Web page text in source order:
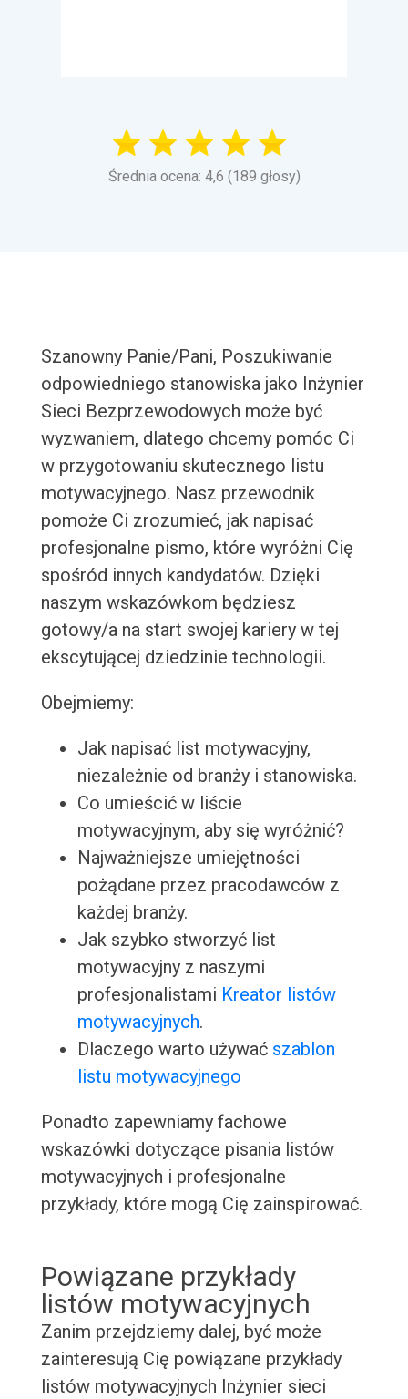
Średnia ocena: 4,6 (189 głosy)
Szanowny Panie/Pani, Poszukiwanie
odpowiedniego stanowiska jako Inżynier
Sieci Bezprzewodowych może być
wyzwaniem, dlatego chcemy pomóc Ci
w przygotowaniu skutecznego listu
motywacyjnego. Nasz przewodnik
pomoże Ci zrozumieć, jak napisać
profesjonalne pismo, które wyróżni Cię
spośród innych kandydatów. Dzięki
naszym wskazówkom będziesz
gotowy/a na start swojej kariery w tej
ekscytującej dziedzinie technologii.
Obejmiemy:
Jak napisać list motywacyjny,
niezależnie od branży i stanowiska.
Co umieścić w liście
motywacyjnym, aby się wyróżnić?
Najważniejsze umiejętności
pożądane przez pracodawców z
każdej branży.
Jak szybko stworzyć list
motywacyjny z naszymi
profesjonalistami Kreator listów
motywacyjnych.
Dlaczego warto używać szablon
listu motywacyjnego
Ponadto zapewniamy fachowe
wskazówki dotyczące pisania listów
motywacyjnych i profesjonalne
przykłady, które mogą Cię zainspirować.
Powiązane przykłady
listów motywacyjnych
Zanim przejdziemy dalej, być może
zainteresują Cię powiązane przykłady
listów motywacyjnych Inżynier sieci